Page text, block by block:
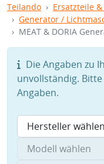
Teilando Ersatzteile
Generator /
MEAT & DORIA
Die Angaben zu
unvollständig.
Angaben.